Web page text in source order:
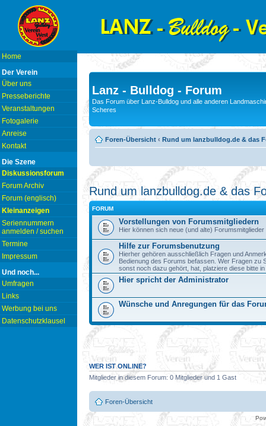
Home
Der Verein
Über uns
Presseberichte
Veranstaltungen
Fotogalerie
Anreise
Kontakt
Die Szene
Diskussionsforum
Forum Archiv
Forum (englisch)
Kleinanzeigen
Seriennummern
anmelden / suchen
Termine
Impressum
Und noch...
Umfragen
Links
Werbung bei uns
Datenschutzklausel
Lanz - Bulldog - Forum
Das Forum über Lanz-Bulldog und alle anderen
Scheres
Foren-Übersicht ‹ Rund um lanzbulldog.de & das
Rund um lanzbulldog.de & das
FORUM
Vorstellungen von Forumsmitgliedern
Hier können sich neue (und alte)
Hilfe zur Forumsbenutzung
Hierher gehören ausschließlich Fragen und
Bedienung des Forums befassen. Wer Fragen zu
sonst noch dazu gehört, hat, platziere diese bitte
Hier spricht der Administrator
Wünsche und Anregungen für das
WER IST ONLINE?
Mitglieder in diesem Forum: 0 Mitglieder und 1 Gast
Foren-Übersicht